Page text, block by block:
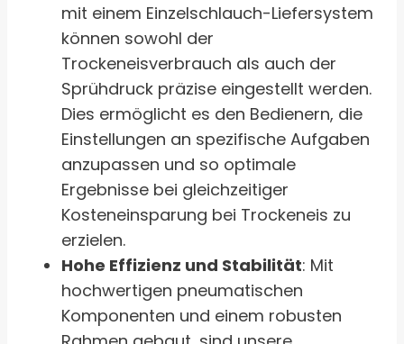
mit einem Einzelschlauch-Liefersystem
können sowohl der
Trockeneisverbrauch als auch der
Sprühdruck präzise eingestellt werden.
Dies ermöglicht es den Bedienern, die
Einstellungen an spezifische Aufgaben
anzupassen und so optimale
Ergebnisse bei gleichzeitiger
Kosteneinsparung bei Trockeneis zu
erzielen.
Hohe Effizienz und Stabilität: Mit
hochwertigen pneumatischen
Komponenten und einem robusten